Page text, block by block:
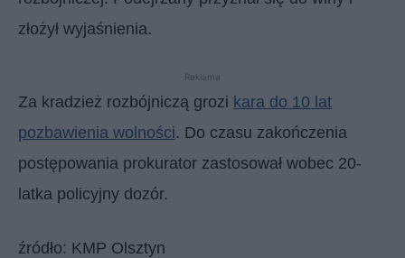
złożył wyjaśnienia.
Reklama
Za kradzież rozbójniczą grozi kara do 10 lat
pozbawienia wolności. Do czasu zakończenia
postępowania prokurator zastosował wobec 20-
latka policyjny dozór.
źródło: KMP Olsztyn